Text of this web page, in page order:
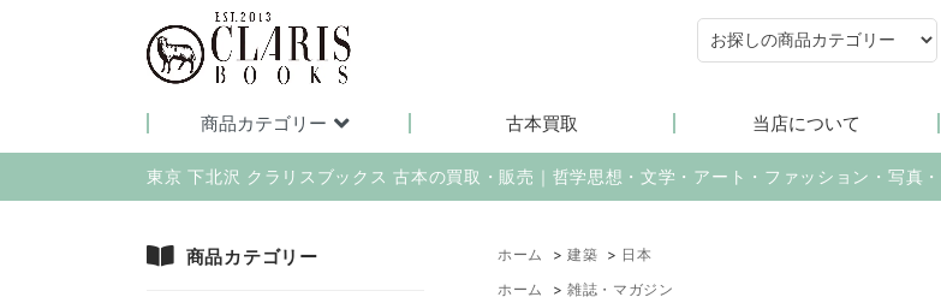
商品カテゴリー 古本買取 当店について
東京 下北沢 クラリスブックス 古本の買取・販売｜哲学思想・文学・アート・ファッション・写真
ホーム > 建築 > 日本
ホーム
> 雑誌・マガジン
商品カテゴリー